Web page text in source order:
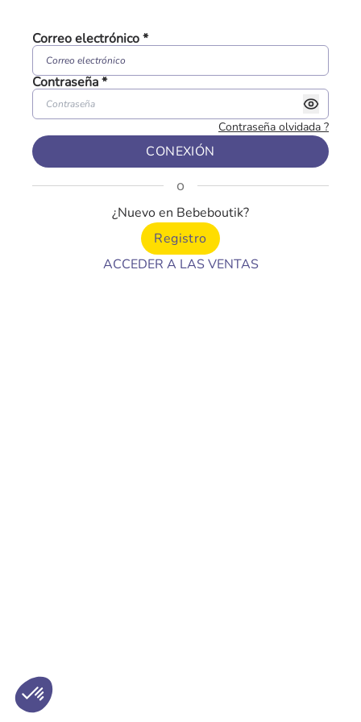
Correo electrónico*
Contraseña*
Contraseña olvidada ?
CONEXIÓN
o
¿Nuevo en Bebeboutik?
Registro
ACCEDER A LAS VENTAS